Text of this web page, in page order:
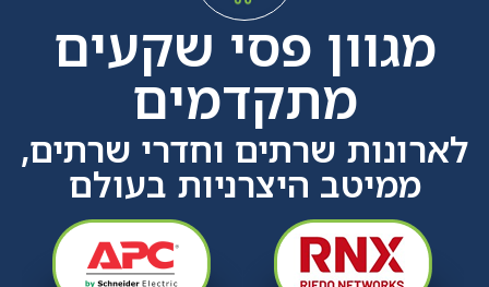
מגוון פסי שקעים
מתקדמים
לארונות שרתים וחדרי שרתים,
ממיטב היצרניות בעולם